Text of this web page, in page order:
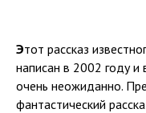
Этот рассказ
написан в 2002 году и
очень неожиданно.
фантастический